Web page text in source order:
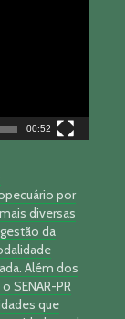
00:52
por
diversas
da
Além dos
SENAR-PR
que